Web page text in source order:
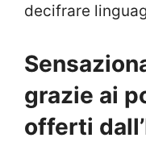
decifrare
grazie ai
offerti